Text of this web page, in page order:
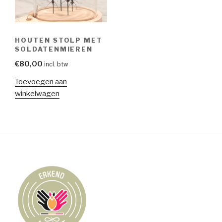
HOUTEN STOLP MET
SOLDATENMIEREN
€80,00 incl. btw
Toevoegen aan
winkelwagen